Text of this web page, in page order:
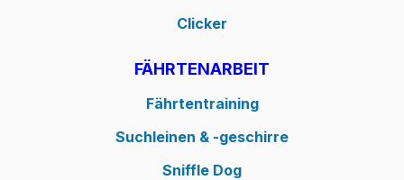
Clicker
FÄHRTENARBEIT
Fährtentraining
Suchleinen & -geschirre
Sniffle Dog